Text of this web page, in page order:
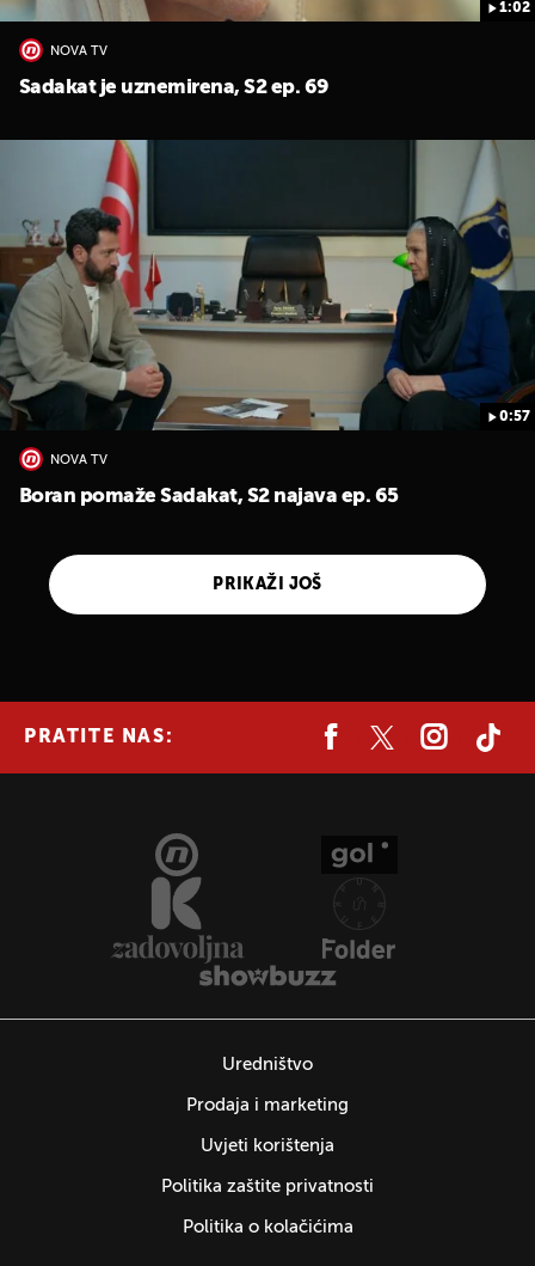
1:02
NOVA TV
Sadakat je uznemirena, S2 ep. 69
0:57
NOVA TV
Boran pomaže Sadakat, S2 najava ep. 65
PRIKAŽI JOŠ
PRATITE NAS:
Uredništvo
Prodaja i marketing
Uvjeti korištenja
Politika zaštite privatnosti
Politika o kolačićima